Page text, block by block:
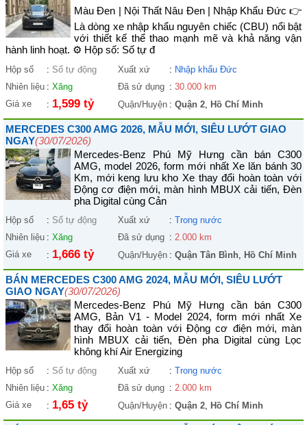
Màu Đen | Nội Thất Nâu Đen | Nhập Khẩu Đức 👉
Là dòng xe nhập khẩu nguyên chiếc (CBU) nổi bật
với thiết kế thể thao mạnh mẽ và khả năng vận
hành linh hoạt. ⚙️ Hộp số: Số tự đ
Hộp số : Số tự động Xuất xứ : Nhập khẩu Đức
Nhiên liệu : Xăng Đã sử dụng : 30.000 km
Giá xe
: 1,599 tỷ Quận/Huyện : Quận 2, Hồ Chí Minh
MERCEDES C300 AMG 2026, MẪU MỚI, SIÊU LƯỚT GIAO
NGAY(30/07/2026)
Mercedes-Benz Phú Mỹ Hưng cần bán C300
AMG, model 2026, form mới nhất Xe lăn bánh 30
Km, mới keng lưu kho Xe thay đổi hoàn toàn với
Động cơ điện mới, màn hình MBUX cải tiến, Đèn
pha Digital cùng Cản
Hộp số : Số tự động Xuất xứ : Trong nước
Nhiên liệu : Xăng Đã sử dụng : 2.000 km
Giá xe
: 1,666 tỷ Quận/Huyện : Quận Tân Bình, Hồ Chí Minh
BÁN MERCEDES C300 AMG 2024, MẪU MỚI, SIÊU LƯỚT
GIAO NGAY(30/07/2026)
Mercedes-Benz Phú Mỹ Hưng cần bán C300
AMG, Bản V1 - Model 2024, form mới nhất Xe
thay đổi hoàn toàn với Động cơ điện mới, màn
hình MBUX cải tiến, Đèn pha Digital cùng Lọc
không khí Air Energizing
Hộp số : Số tự động Xuất xứ : Trong nước
Nhiên liệu : Xăng Đã sử dụng : 2.000 km
Giá xe
: 1,65 tỷ Quận/Huyện : Quận 2, Hồ Chí Minh